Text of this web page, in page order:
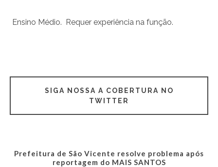
Ensino Médio. Requer experiência na função.
SIGA NOSSA A COBERTURA NO
TWITTER
Prefeitura de São Vicente resolve problema após
reportagem do MAIS SANTOS